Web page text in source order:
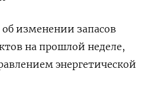
изменении запасов
на прошлой неделе,
энергетической